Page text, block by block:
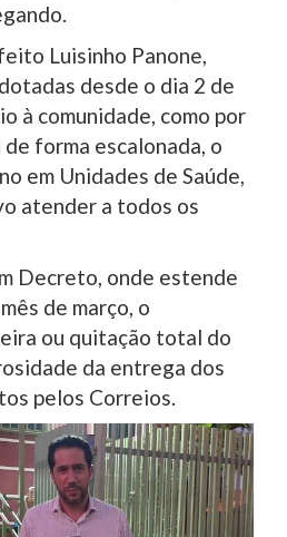
Luisinho Panone,
desde o dia 2 de
à comunidade, como por
forma escalonada, o
em Unidades de Saúde,
atender a todos os
Decreto, onde estende
de março, o
ou quitação total do
da entrega dos
pelos Correios.